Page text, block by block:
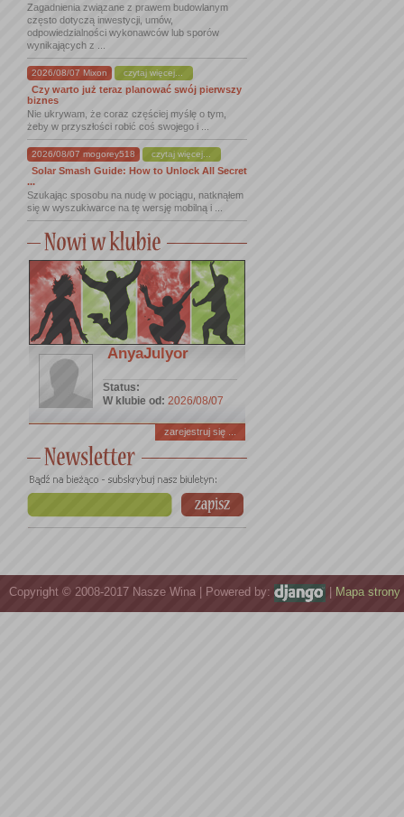
Zagadnienia związane z prawem budowlanym
często dotyczą inwestycji, umów,
odpowiedzialności wykonawców lub sporów
wynikających z ...
2026/08/07 Mixon czytaj więcej...
Czy warto już teraz planować swój pierwszy
biznes
Nie ukrywam, że coraz częściej myślę o tym,
żeby w przyszłości robić coś swojego i ...
2026/08/07 mogorey518 czytaj więcej...
Solar Smash Guide: How to Unlock All Secret
...
Szukając sposobu na nudę w pociągu, natknąłem
się w wyszukiwarce na tę wersję mobilną i ...
AnyaJulyor
Status:
W klubie od: 2026/08/07
zarejestruj się ...
Copyright © 2008-2017 Nasze Wina | Powered by: Mapa strony